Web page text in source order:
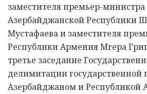
заместителя премьер-министра
Азербайджанской Республики
Мустафаева и заместителя
Республики Армения Мгера
третье заседание
делимитации
Азербайджаном и Республикой